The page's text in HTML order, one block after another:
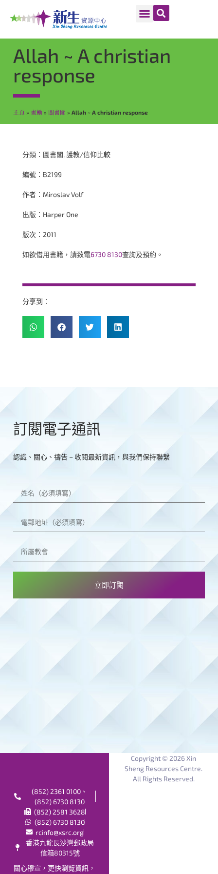
Allah ~ A christian
response
主頁 » 書籍» 圖書閣 » Allah ~ A christian response
分類： 圖書閣, 護教/信仰比較
編號：B2199
作者：Miroslav Volf
出版：Harper One
版次：2011
如欲借用書籍，請致電6730 8130查詢及預約。
分享到：
訂閱電子通訊
認識、關心、禱告 – 收閱最新資訊，與我們保持聯繫
立即訂閱
Copyright © 2026 Xin
Sheng Resources Centre.
All Rights Reserved.
(852) 2361 0100、
(852) 6730 8130
(852) 2581 3628
(852) 6730 8130
rcinfo@xsrc.org
香港九龍長沙灣郵政局
信箱80315號
關心穆宣，更快瀏覽資訊，